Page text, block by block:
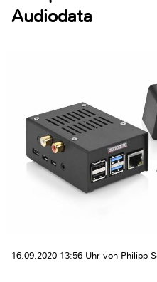
Audiodata
16.09.2020 13:56 Uhr von Philipp